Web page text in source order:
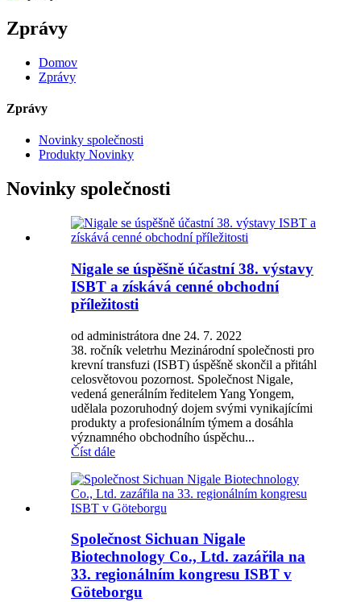
Zprávy
Domov
Zprávy
Zprávy
Novinky společnosti
Produkty Novinky
Novinky společnosti
Nigale se úspěšně účastní 38. výstavy
ISBT a získává cenné obchodní
příležitosti
od administrátora dne 24. 7. 2022
38. ročník veletrhu Mezinárodní společnosti pro
krevní transfuzi (ISBT) úspěšně skončil a přitáhl
celosvětovou pozornost. Společnost Nigale,
vedená generálním ředitelem Yang Yongem,
udělala pozoruhodný dojem svými vynikajícími
produkty a profesionálním týmem a dosáhla
významného obchodního úspěchu...
Číst dále
Společnost Sichuan Nigale
Biotechnology Co., Ltd. zazářila na
33. regionálním kongresu ISBT v
Göteborgu